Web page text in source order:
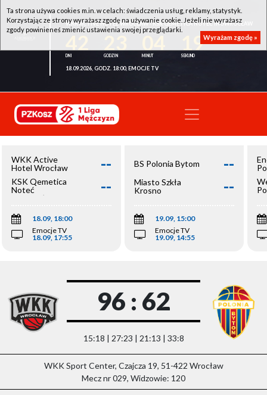
WKK ACTIVE HOTEL WROCŁAW - KSK QEMETICA NOTEĆ INOWROCŁAW
18
18.09.2026, GODZ. 18:00, EMOCJE TV
WKK Active
Hotel Wrocław
--
KSK Qemetica
Noteć
Inowrocław
--
18.09, 18:00
Emocje TV
18.09, 17:55
BS Polonia Bytom --
Miasto Szkła
Krosno
--
19.09, 15:00
Emocje TV
19.09, 14:55
96 : 62
15:18 | 27:23 | 21:13 | 33:8
WKK Sport Center, Czajcza 19, 51-422 Wrocław
Mecz nr 029, Widzowie: 120
Ta strona używa cookies m.in. w celach: świadczenia usług, reklamy, statystyk.
Korzystając ze strony wyrażasz zgodę na używanie cookie. Jeżeli nie wyrażasz
zgody powinieneś zmienić ustawienia swojej przeglądarki.
Wyrażam zgodę »